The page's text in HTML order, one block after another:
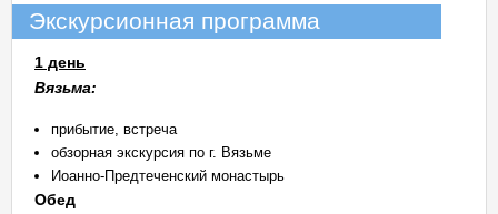
Экскурсионная программа
1 день
Вязьма:
прибытие, встреча
обзорная экскурсия по г. Вязьме
Иоанно-Предтеченский монастырь
Обед